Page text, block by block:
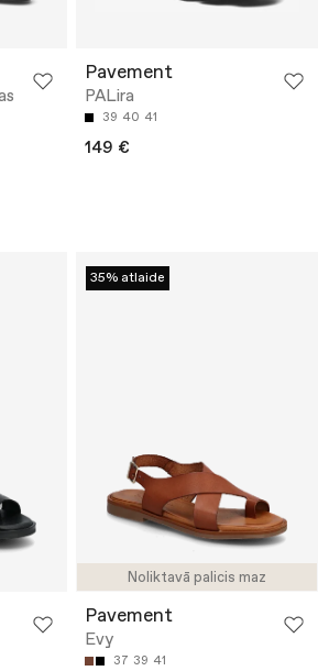
Pavement
PALira
39 40 41
149 €
Noliktavā palicis maz
35% atlaide
Pavement
Evy
37 39 41